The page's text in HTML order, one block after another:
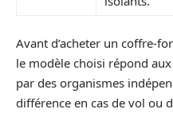
Avant d’acheter un coffre-
le modèle choisi répond
par des organismes
différence en cas de vol ou